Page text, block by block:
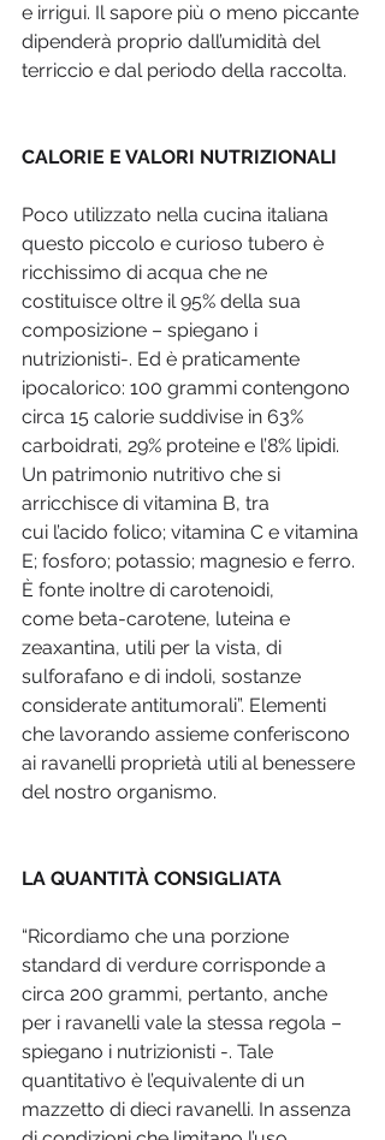
e irrigui. Il sapore più o meno piccante
dipenderà proprio dall’umidità del
terriccio e dal periodo della raccolta.
CALORIE E VALORI NUTRIZIONALI
Poco utilizzato nella cucina italiana
questo piccolo e curioso tubero è
ricchissimo di acqua che ne
costituisce oltre il 95% della sua
composizione – spiegano i
nutrizionisti-. Ed è praticamente
ipocalorico: 100 grammi contengono
circa 15 calorie suddivise in 63%
carboidrati, 29% proteine e l’8% lipidi.
Un patrimonio nutritivo che si
arricchisce di vitamina B, tra
cui l’acido folico; vitamina C e vitamina
E; fosforo; potassio; magnesio e ferro.
È fonte inoltre di carotenoidi,
come beta-carotene, luteina e
zeaxantina, utili per la vista, di
sulforafano e di indoli, sostanze
considerate antitumorali”. Elementi
che lavorando assieme conferiscono
ai ravanelli proprietà utili al benessere
del nostro organismo.
LA QUANTITÀ CONSIGLIATA
“Ricordiamo che una porzione
standard di verdure corrisponde a
circa 200 grammi, pertanto, anche
per i ravanelli vale la stessa regola –
spiegano i nutrizionisti -. Tale
quantitativo è l’equivalente di un
mazzetto di dieci ravanelli. In assenza